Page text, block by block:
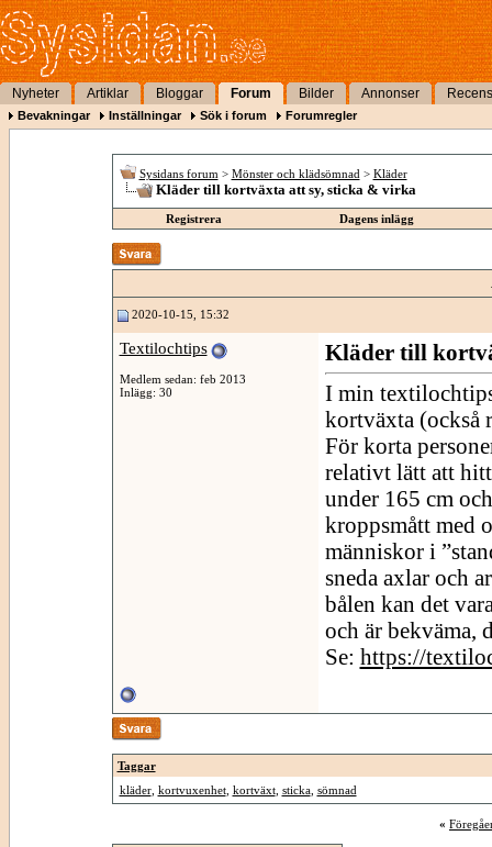
Nyheter Artiklar Bloggar Forum Bilder Annonser
Bevakningar Inställningar Sök i forum Forumregler
Sysidans forum > Mönster och klädsömnad > Kläder
Kläder till kortväxta att sy, sticka & virka
Registrera Dagens inlägg
2020-10-15, 15:32
Textilochtips
Medlem sedan: feb 2013
Inlägg: 30
Kläder till
I min
kortväxta (också
För korta
relativt lätt att
under 165 cm
kroppsmått med
människor i
sneda axlar och
bålen kan det
och är bekväma,
Se: https://
Taggar
kläder, kortvuxenhet, kortväxt, sticka, sömnad
«